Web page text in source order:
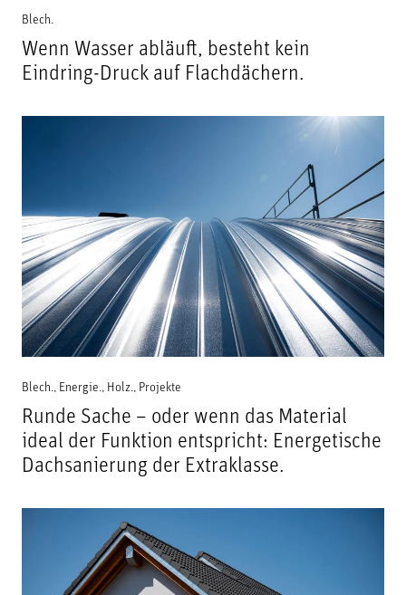
Blech.
Wenn Wasser abläuft, besteht kein
Eindring-Druck auf Flachdächern.
Blech., Energie., Holz., Projekte
Runde Sache – oder wenn das Material
ideal der Funktion entspricht: Energetische
Dachsanierung der Extraklasse.